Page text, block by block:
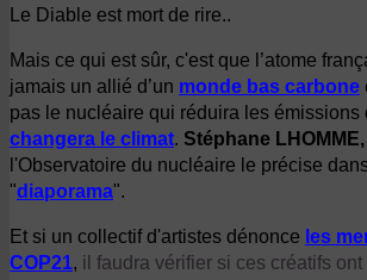
Le Diable est mort de rire..
Mais ce qui est sûr, c'est que l’atome
jamais un allié d’un monde bas carbone
pas le nucléaire qui réduira les émissions
changera le climat. Stéphane LHOMME,
l'Observatoire du nucléaire le précise
"diaporama".
Et si un collectif d'artistes dénonce les
COP21, il faudra vérifier si ces créatifs